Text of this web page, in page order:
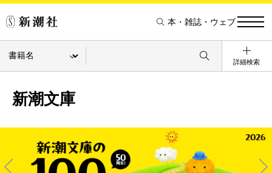
本・雑誌・ウェブ
詳細検索
新潮文庫